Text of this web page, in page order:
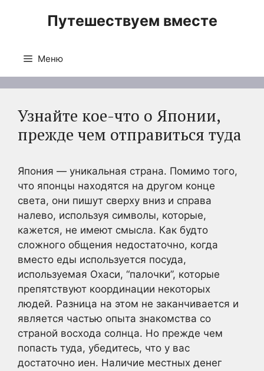
Путешествуем вместе
Меню
Узнайте кое-что о Японии,
прежде чем отправиться туда
Япония — уникальная страна. Помимо того,
что японцы находятся на другом конце
света, они пишут сверху вниз и справа
налево, используя символы, которые,
кажется, не имеют смысла. Как будто
сложного общения недостаточно, когда
вместо еды используется посуда,
используемая Охаси, “палочки”, которые
препятствуют координации некоторых
людей. Разница на этом не заканчивается и
является частью опыта знакомства со
страной восхода солнца. Но прежде чем
попасть туда, убедитесь, что у вас
достаточно иен. Наличие местных денег